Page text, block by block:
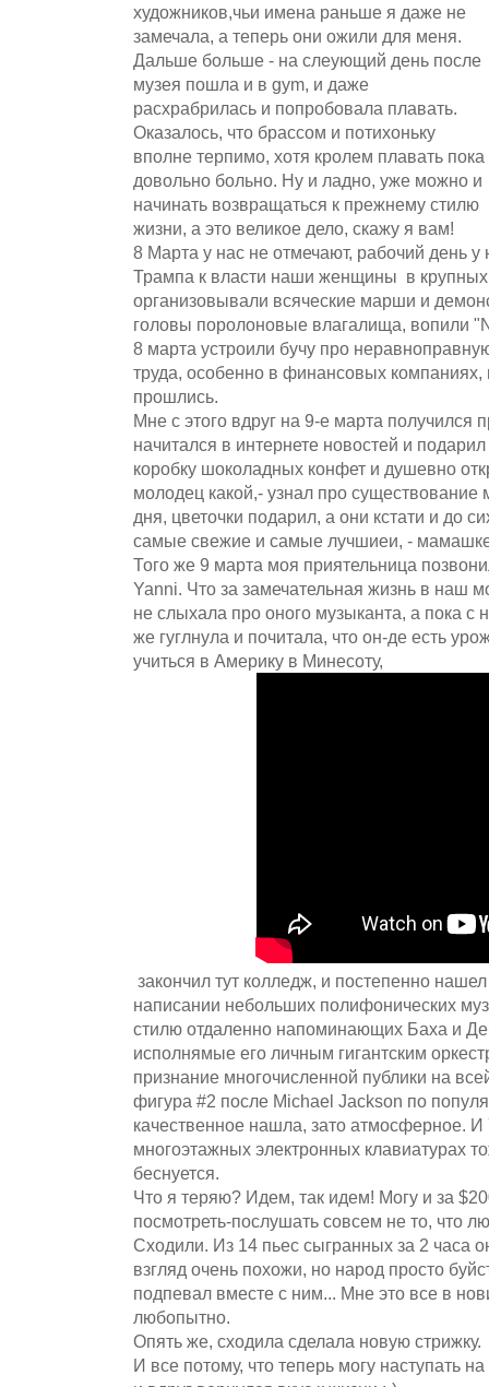
художников,чьи имена раньше я даже не
замечала, а теперь они ожили для меня.
Дальше больше - на слеующий день после
музея пошла и в gym, и даже
расхрабрилась и попробовала плавать.
Оказалось, что брассом и потихоньку
вполне терпимо, хотя кролем плавать пока
довольно больно. Ну и ладно, уже можно и
начинать возвращаться к прежнему стилю
жизни, а это великое дело, скажу я вам!
8 Марта у нас не отмечают, рабочий день
Трампа к власти наши женщины в крупных
организовывали всяческие марши и
головы поролоновые влагалища, вопили
8 марта устроили бучу про
труда, особенно в финансовых компаниях,
прошлись.
Мне с этого вдруг на 9-е марта получился
начитался в интернете новостей и
коробку шоколадных конфет и душевно
молодец какой,- узнал про существование
дня, цветочки подарил, а они кстати и до
самые свежие и самые лучшиеи, -
Того же 9 марта моя приятельница
Yanni. Что за замечательная жизнь в наш
не слыхала про оного музыканта, а пока с
же гуглнула и почитала, что он-де есть
учиться в Америку в Минесоту,
закончил тут колледж, и постепенно
написании небольших полифонических
стилю отдаленно напоминающих Баха и
исполнямые его личным гигантским
признание многочисленной публики на
фигура #2 после Michael Jackson по
качественное нашлa, зато атмосферное. И
многоэтажных электронных клавиатурах
беснуется.
Что я теряю? Идем, так идем! Могу и за
посмотреть-послушать совсем не то, что
Сходили. Из 14 пьес сыгранных за 2 часа
взгляд очень похожи, но народ просто
подпевал вместе с ним... Мне это все в
любопытно.
Опять же, сходила сделала новую стрижку.
И все потому, что теперь могу наступать